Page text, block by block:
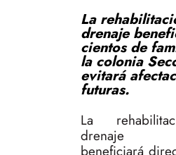
La
drenaje
cientos de
la colonia
evitará
futuras.
La
drenaje